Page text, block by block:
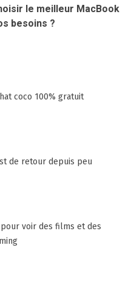
le meilleur MacBook
besoins ?
coco 100% gratuit
de retour depuis peu
voir des films et des